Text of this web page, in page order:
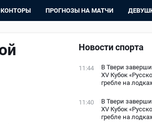
КОНТОРЫ ПРОГНОЗЫ НА МАТЧИ
Новости спорта
11:44
В Твери
XV Кубок
гребле на
11:40
В Твери
XV Кубок
гребле на